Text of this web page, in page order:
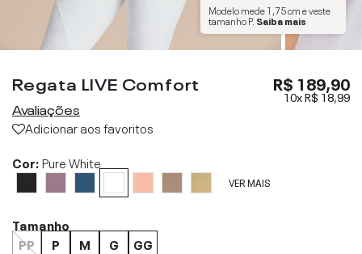
Modelo mede1,75 cme veste
tamanhoP. Saiba mais
Regata LIVE Comfort
Avaliações
Adicionar aos favoritos
R$ 189,90
10xR$ 18,99
Cor:Pure White
VER MAIS
Tamanho
PP
P M G GG